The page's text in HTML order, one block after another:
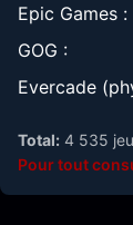
Epic Games :
GOG :
Evercade
Total: 4 535
Pour tout